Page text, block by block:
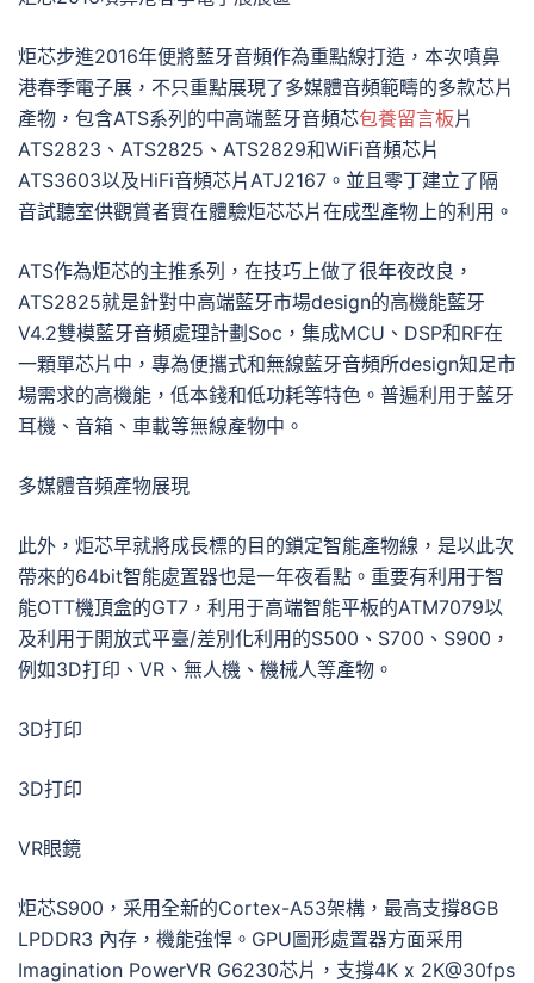
炬芯步進2016年便將藍牙音頻作為重點線打造，本次噴鼻
港春季電子展，不只重點展現了多媒體音頻範疇的多款芯片
產物，包含ATS系列的中高端藍牙音頻芯包養留言板片
ATS2823、ATS2825、ATS2829和WiFi音頻芯片
ATS3603以及HiFi音頻芯片ATJ2167。並且零丁建立了隔
音試聽室供觀賞者實在體驗炬芯芯片在成型產物上的利用。
ATS作為炬芯的主推系列，在技巧上做了很年夜改良，
ATS2825就是針對中高端藍牙市場design的高機能藍牙
V4.2雙模藍牙音頻處理計劃Soc，集成MCU、DSP和RF在
一顆單芯片中，專為便攜式和無線藍牙音頻所design知足市
場需求的高機能，低本錢和低功耗等特色。普遍利用于藍牙
耳機、音箱、車載等無線產物中。
多媒體音頻產物展現
此外，炬芯早就將成長標的目的鎖定智能產物線，是以此次
帶來的64bit智能處置器也是一年夜看點。重要有利用于智
能OTT機頂盒的GT7，利用于高端智能平板的ATM7079以
及利用于開放式平臺/差別化利用的S500、S700、S900，
例如3D打印、VR、無人機、機械人等產物。
3D打印
3D打印
VR眼鏡
炬芯S900，采用全新的Cortex-A53架構，最高支撐8GB
LPDDR3 內存，機能強悍。GPU圖形處置器方面采用
Imagination PowerVR G6230芯片，支撐4K x 2K@30fps